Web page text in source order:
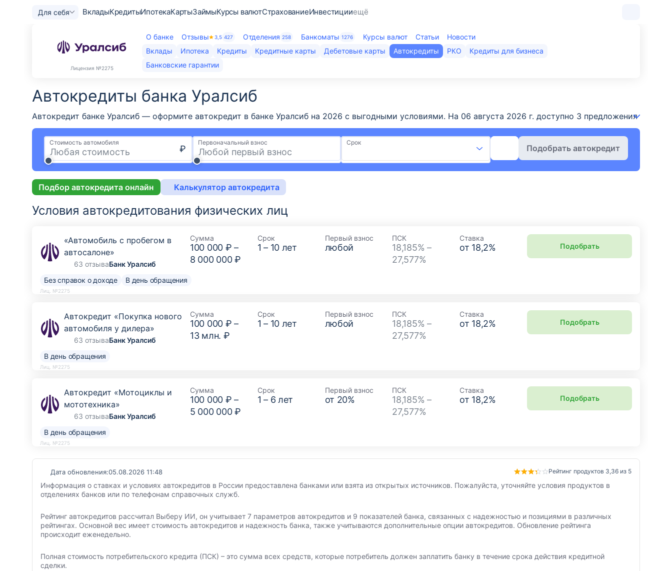
Для себя ВкладыКредитыИпотекаКартыЗаймыКурсы валютСтрахованиеИнвестицииещё
Лицензия №2275
О банке Отзывы 3,5 427 Отделения 258 Банкоматы 1276 Курсы валют Статьи
Новости
Вклады
Ипотека Кредиты Кредитные карты Дебетовые карты Автокредиты РКО
Кредиты для бизнеса
Банковские гарантии
Автокредиты банка Уралсиб​
Автокредит банке Уралсиб — оформите автокредит в банке Уралсиб на 2026 с выгодными условиями. На 06 августа 2026 г. доступно 3 предложения для
Стоимость автомобиля
₽
Первоначальный взнос Срок
Подобрать автокредит
Подбор автокредита онлайн Калькулятор автокредита
Условия автокредитования физических лиц
«Автомобиль с пробегом в
автосалоне»
63 отзываБанк Уралсиб
Сумма
100 000 ₽ –
8 000 000 ₽
Срок
1 – 10 лет
Первый взнос
любой
ПСК
18,185% –
27,577%
Ставка
от 18,2%
Без справок о доходе В день обращения
Подобрать
Лиц. №2275
Автокредит «Покупка нового
автомобиля у дилера»
63 отзываБанк Уралсиб
Сумма
100 000 ₽ –
13 млн. ₽
Срок
1 – 10 лет
Первый взнос
любой
ПСК
18,185% –
27,577%
Ставка
от 18,2%
В день обращения
Подобрать
Лиц. №2275
Автокредит «Мотоциклы и
мототехника»
63 отзываБанк Уралсиб
Сумма
100 000 ₽ –
5 000 000 ₽
Срок
1 – 6 лет
Первый взнос
от 20%
ПСК
18,185% –
27,577%
Ставка
от 18,2%
В день обращения
Подобрать
Лиц. №2275
Дата обновления:05.08.2026 11:48 Рейтинг продуктов 3,36 из 5
Информация о ставках и условиях автокредитов в России предоставлена банками или взята из открытых источников. Пожалуйста, уточняйте условия продуктов в
отделениях банков или по телефонам справочных служб.
Рейтинг автокредитов рассчитал Выберу ИИ, он учитывает 7 параметров автокредитов и 9 показателей банка, связанных с надежностью и позициями в различных
рейтингах. Основной вес имеет стоимость автокредитов и надежность банка, также учитываются дополнительные опции автокредитов. Обновление рейтинга
происходит еженедельно.
Полная стоимость потребительского кредита (ПСК) – это сумма всех средств, которые потребитель должен заплатить банку в течение срока действия кредитной
сделки.